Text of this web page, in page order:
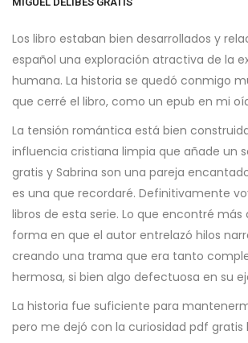
Los libro estaban bien desarrollados y
español una exploración atractiva de la
humana. La historia se quedó conmigo
que cerré el libro, como un epub en mi
La tensión romántica está bien
influencia cristiana limpia que añade un
gratis y Sabrina son una pareja
es una que recordaré. Definitivamente
libros de esta serie. Lo que encontré
forma en que el autor entrelazó hilos
creando una trama que era tanto
hermosa, si bien algo defectuosa en su
La historia fue suficiente para
pero me dejó con la curiosidad pdf gratis